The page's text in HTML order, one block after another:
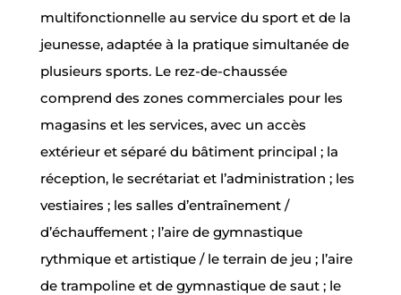
multifonctionnelle au service du sport et de la
jeunesse, adaptée à la pratique simultanée de
plusieurs sports. Le rez-de-chaussée
comprend des zones commerciales pour les
magasins et les services, avec un accès
extérieur et séparé du bâtiment principal ; la
réception, le secrétariat et l’administration ; les
vestiaires ; les salles d’entraînement /
d’échauffement ; l’aire de gymnastique
rythmique et artistique / le terrain de jeu ; l’aire
de trampoline et de gymnastique de saut ; le